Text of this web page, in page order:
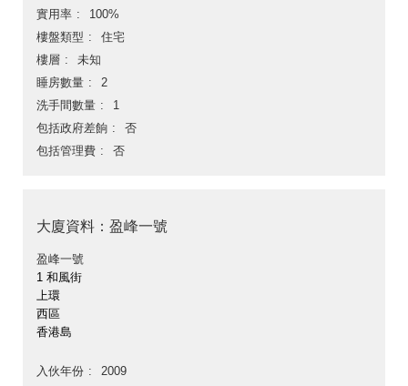
實用率
100%
樓盤類型
住宅
樓層
未知
睡房數量
2
洗手間數量
1
包括政府差餉
否
包括管理費
否
大廈資料：盈峰一號
盈峰一號
1 和風街
上環
西區
香港島
入伙年份
2009